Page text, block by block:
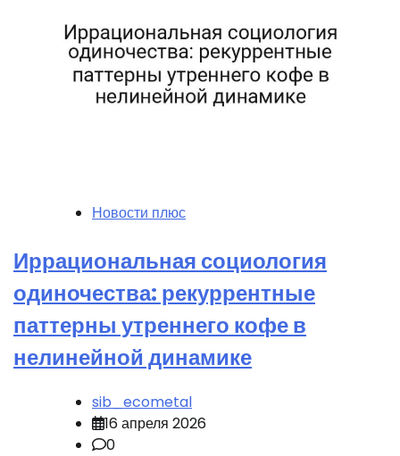
Новости плюс
Иррациональная социология
одиночества: рекуррентные
паттерны утреннего кофе в
нелинейной динамике
sib_ecometal
16 апреля 2026
0